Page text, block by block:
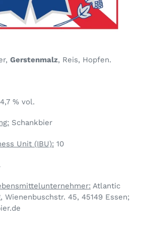
Gerstenmalz, Reis, Hopfen.
% vol.
Schankbier
Unit (IBU): 10
Atlantic
Wienenbuschstr. 45, 45149 Essen;